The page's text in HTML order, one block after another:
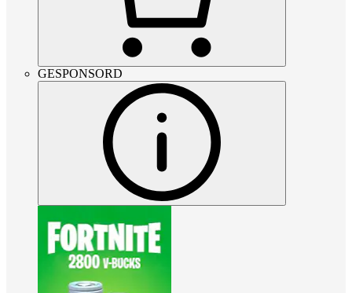
GESPONSORD